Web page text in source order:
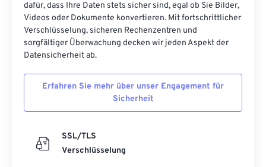
dafür, dass Ihre Daten stets sicher sind, egal ob Sie Bilder,
Videos oder Dokumente konvertieren. Mit fortschrittlicher
Verschlüsselung, sicheren Rechenzentren und
sorgfältiger Überwachung decken wir jeden Aspekt der
Datensicherheit ab.
Erfahren Sie mehr über unser Engagement für
Sicherheit
SSL/TLS
Verschlüsselung